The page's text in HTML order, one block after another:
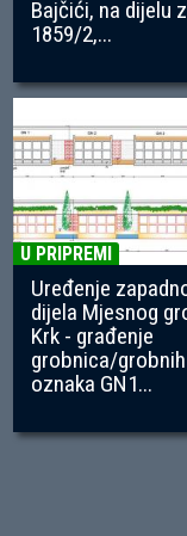
Bajčići, na dijelu
1859/2,...
U PRIPREMI
Uređenje
dijela Mjesnog
Krk - građenje
grobnica/
oznaka GN1...